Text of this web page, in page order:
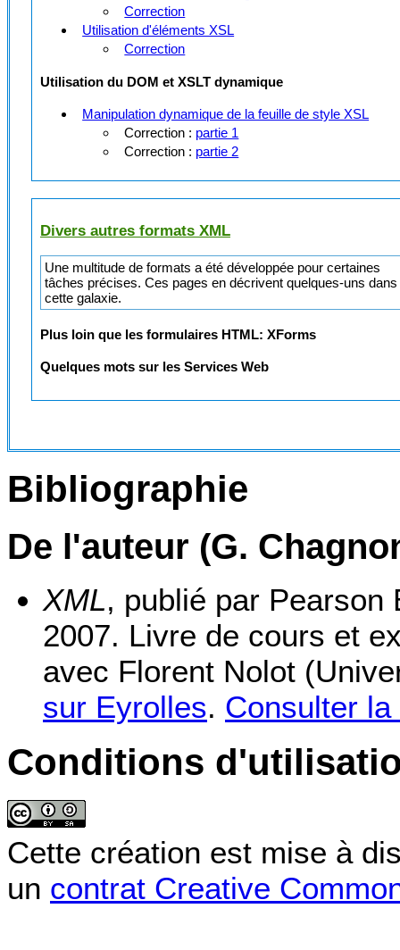
Correction
Utilisation d'éléments XSL
Correction
Utilisation du DOM et XSLT dynamique
Manipulation dynamique de la feuille de style XSL
Correction : partie 1
Correction : partie 2
Divers autres formats XML
Une multitude de formats a été développée pour certaines
tâches précises. Ces pages en décrivent quelques-uns dans
cette galaxie.
Plus loin que les formulaires HTML: XForms
Quelques mots sur les Services Web
Bibliographie
De l'auteur (G.
XML, publié par Pearson
2007. Livre de cours et
avec Florent Nolot
sur Eyrolles. Consulter
Conditions
Cette création est mise à
un contrat Creative